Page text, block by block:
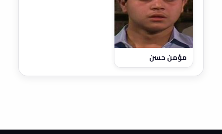
مؤمن حسن